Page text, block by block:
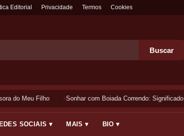
Editorial Privacidade Termos Cookies
Buscar
do Meu Filho Sonhar com Boiada Correndo: Significado
SOCIAIS ▾ MAIS ▾ BIO ▾